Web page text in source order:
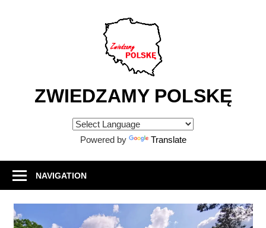
ZWIEDZAMY POLSKĘ
Powered by Translate
NAVIGATION